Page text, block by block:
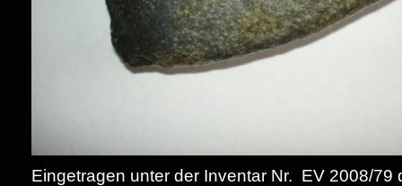
Eingetragen unter der Inventar Nr. EV 2008/79